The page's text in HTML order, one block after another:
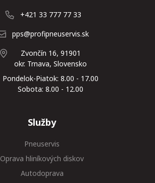
+421 33 777 77 33
pps@profipneuservis.sk
Zvončín 16, 91901
okr. Trnava, Slovensko
Pondelok-Piatok: 8.00 - 17.00
Sobota: 8.00 - 12.00
Služby
Pneuservis
Oprava hliníkových diskov
Autodoprava